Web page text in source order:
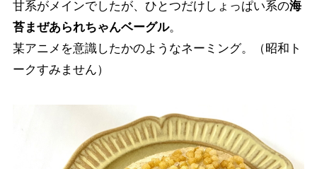
甘系がメインでしたが、ひとつだけしょっぱい系の海
苔まぜあられちゃんベーグル。
某アニメを意識したかのようなネーミング。（昭和ト
ークすみません）